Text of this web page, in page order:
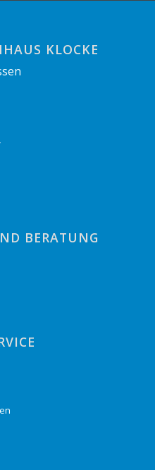
KLOCKE
BERATUNG